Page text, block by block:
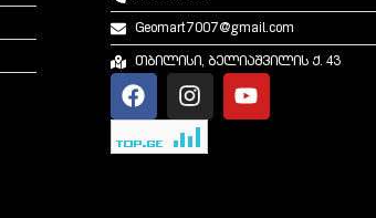
Geomart7007@gmail.com
თბილისი, ბელიაშვილის ქ. 43